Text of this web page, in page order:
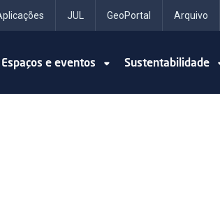
JUL GeoPortal Arquivo
Espaços e eventos Sustentabilidade